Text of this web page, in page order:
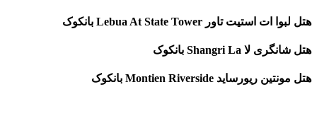
هتل لبوا ات استیت تاور Lebua At State Tower بانکوک
هتل شانگری لا Shangri La بانکوک
هتل مونتین ریورساید Montien Riverside بانکوک